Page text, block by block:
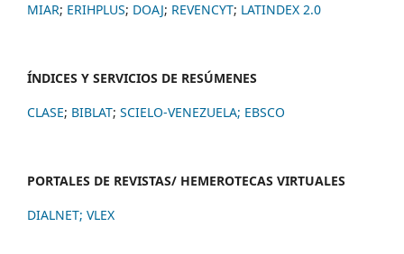
MIAR; ERIHPLUS; DOAJ; REVENCYT; LATINDEX 2.0
ÍNDICES Y SERVICIOS DE RESÚMENES
CLASE; BIBLAT; SCIELO-VENEZUELA; EBSCO
PORTALES DE REVISTAS/ HEMEROTECAS VIRTUALES
DIALNET; VLEX